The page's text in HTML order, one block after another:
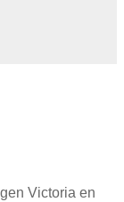
Victoria en